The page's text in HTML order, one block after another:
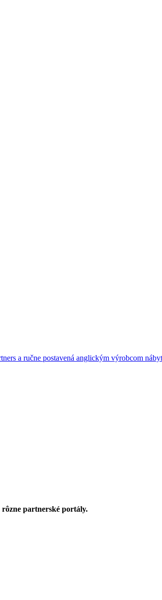
a ručne postavená anglickým výrobcom
partnerské portály.